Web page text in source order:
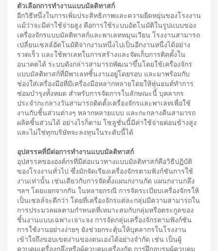
ตัวเลือกการทำงานแบบมัลติทาสก์
อีกวิธีหนึ่งในการเพิ่มประสิทธิภาพและความยืดหยุ่นของโรงงาน
แม้ว่าจะมีค่าใช้จ่ายสูง คือการใช้ระบบอัตโนมัติในรูปแบบของ
เครื่องจักรแบบมัลติทาสก์และพาเลทหมุนเวียน โรงงานสามารถ
เปลี่ยนเซลล์อัตโนมัติจากงานหนึ่งไปเป็นอีกงานหนึ่งได้อย่าง
รวดเร็ว และใช้พาเลทในการสร้างและจัดเก็บการติดตั้งใน
อนาคตได้ ระบบดังกล่าวสามารถพัฒนาขึ้นโดยใช้เครื่องจักร
แบบมัลติทาสก์ที่มีพาเลทชิ้นงานอยู่โดยรอบ และมาพร้อมกับ
ช่องใส่เครื่องมือที่มีเครื่องมือหลากหลายโดยให้หุ่นยนต์ทำการ
ซ่อมบำรุงทั้งหมด สำหรับการจัดการในลักษณะนี้ บุคลากร
ประจำกะกลางวันสามารถติดตั้งเครื่องจักรและพาเลทเพื่อใช้
งานกับชิ้นส่วนต่างๆ หลากหลายแบบ และกะกลางคืนสามารถ
ผลิตชิ้นส่วนได้ อย่างไรก็ตาม โซลูชั่นนี้มีค่าใช้จ่ายค่อนข้างสูง
และไม่ใช่ทุกบริษัทจะลงทุนในระดับนี้ได้
อุปสรรคที่มีต่อการทำงานแบบมัลติทาสก์
อุปสรรคขององค์กรที่มีต่อแนวทางแบบมัลติทาสก์คือวิธีปฏิบัติ
ของโรงงานทั่วไป ซึ่งมักจัดเรียงเครื่องจักรตามฟังก์ชันการใช้
งานเท่านั้น เช่นเดียวกับการจัดตั้งแผนกงานกัด แผนกงานกลึง
ฯลฯ โดยแยกจากกัน ในหลายกรณี การจัดระเบียบเครื่องจักรให้
เป็นเซลล์จะดีกว่า โดยที่เครื่องจักรแต่ละกลุ่มมีความสามารถใน
การประมวลผลตามกำหนดที่เหมาะสมกับกลุ่มหรือตระกูลของ
ชิ้นงานแบบเฉพาะเจาะจง การจัดกลุ่มเครื่องจักรตามฟังก์ชัน
การใช้งานอย่างง่ายๆ ยังช่วยกระตุ้นให้บุคลากรในโรงงาน
เข้าใจถึงขอบเขตงานของตนเองได้อย่างจำกัด เช่น เป็นผู้
ควบคุมเครื่องกลึงหรือผู้ควบคุมเครื่องกัด การฝึกอบรมผู้ควบคุม